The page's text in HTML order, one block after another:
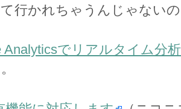
行かれちゃうんじゃない
Analyticsでリアルタイム分